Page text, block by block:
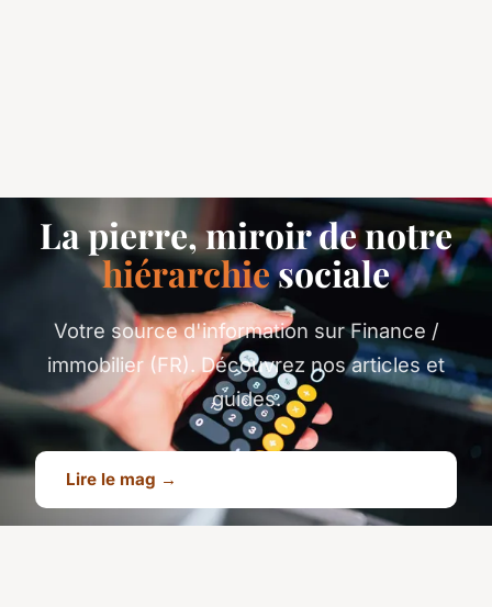
La pierre, miroir de notre
hiérarchiesociale
Votre source d'information sur Finance /
immobilier (FR). Découvrez nos articles et
guides.
Lire le mag →